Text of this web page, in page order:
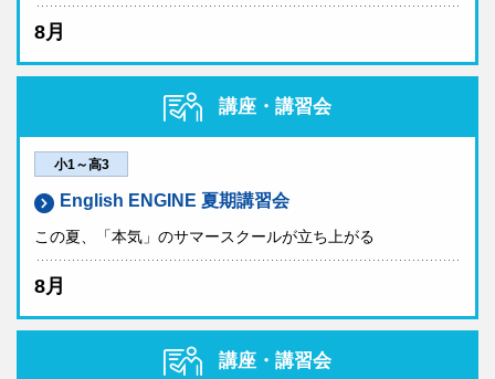
8月
講座・講習会
小1～高3
English ENGINE 夏期講習会
この夏、「本気」のサマースクールが立ち上がる
8月
講座・講習会